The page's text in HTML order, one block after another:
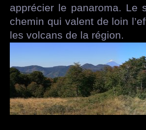
apprécier le panaroma. Le
chemin qui valent de loin
les volcans de la région.